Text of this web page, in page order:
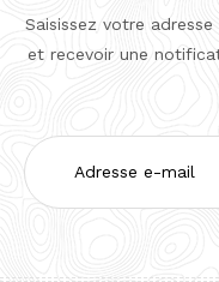
Saisissez votre
et recevoir une
Adresse
e-
mail